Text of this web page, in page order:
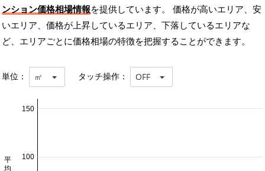
ンション価格相場情報を提供しています。 価格が高いエリア、安
いエリア、価格が上昇しているエリア、下落しているエリアな
ど、エリアごとに価格相場の特徴を把握することができます。
単位： ㎡ タッチ操作： OFF
100
150